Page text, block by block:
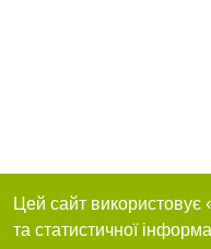
Цей сайт використовує
та статистичної